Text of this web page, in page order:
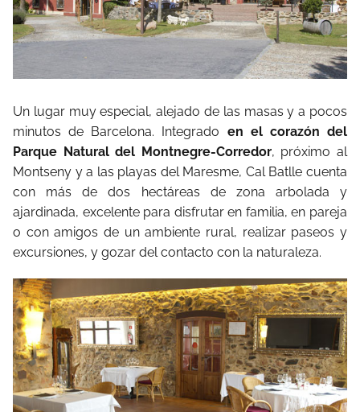
Un lugar muy especial, alejado de las masas y a pocos
minutos de Barcelona. Integrado en el corazón del
Parque Natural del Montnegre-Corredor, próximo al
Montseny y a las playas del Maresme, Cal Batlle cuenta
con más de dos hectáreas de zona arbolada y
ajardinada, excelente para disfrutar en familia, en pareja
o con amigos de un ambiente rural, realizar paseos y
excursiones, y gozar del contacto con la naturaleza.